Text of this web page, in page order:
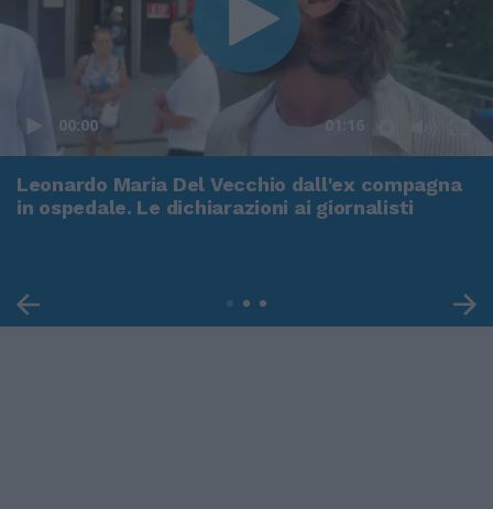
00:00 01:16
Leonardo Maria Del Vecchio dall'ex compagna
in ospedale. Le dichiarazioni ai giornalisti